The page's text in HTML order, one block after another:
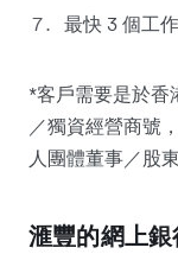
最快 3 個工
*客戶需要是於香
／獨資經營商號
人團體董事／股
滙豐的網上